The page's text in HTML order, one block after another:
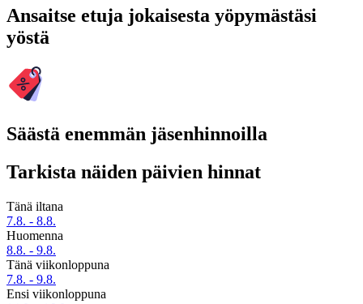
Ansaitse etuja jokaisesta yöpymästäsi
yöstä
Säästä enemmän jäsenhinnoilla
Tarkista näiden päivien hinnat
Tänä iltana
7.8. - 8.8.
Huomenna
8.8. - 9.8.
Tänä viikonloppuna
7.8. - 9.8.
Ensi viikonloppuna